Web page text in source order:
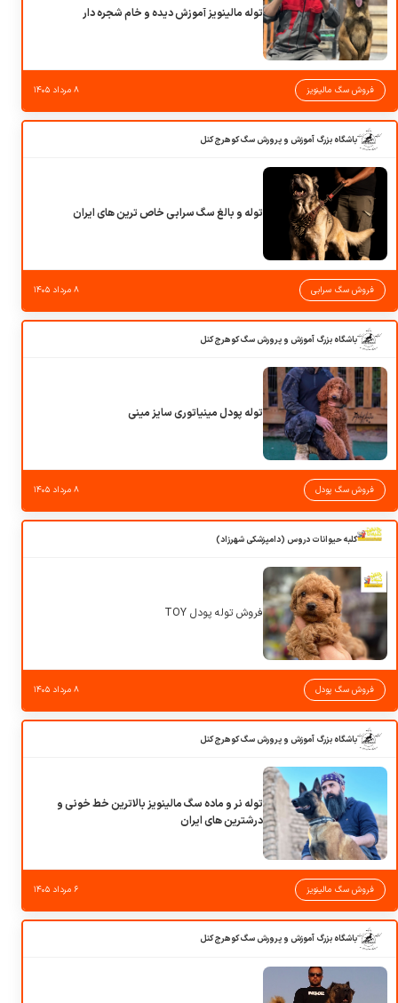
توله مالینویز آموزش دیده و خام شجره دار
فروش سگ مالینویز ۸ مرداد ۱۴۰۵
باشگاه بزرگ آموزش و پرورش سگ کوهرج کنل
توله و بالغ سگ سرابی خاص ترین های ایران
فروش سگ سرابی ۸ مرداد ۱۴۰۵
باشگاه بزرگ آموزش و پرورش سگ کوهرج کنل
توله پودل مینیاتوری سایز مینی
فروش سگ پودل ۸ مرداد ۱۴۰۵
کلبه حیوانات دروس (دامپزشکی شهرزاد)
فروش توله پودل TOY
فروش سگ پودل ۸ مرداد ۱۴۰۵
باشگاه بزرگ آموزش و پرورش سگ کوهرج کنل
توله نر و ماده سگ مالینویز بالاترین خط خونی و
درشترین های ایران
فروش سگ مالینویز ۶ مرداد ۱۴۰۵
باشگاه بزرگ آموزش و پرورش سگ کوهرج کنل